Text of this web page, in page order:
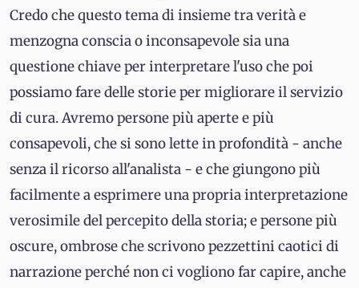
Credo che questo tema di insieme tra verità e
menzogna conscia o inconsapevole sia una
questione chiave per interpretare l'uso che poi
possiamo fare delle storie per migliorare il servizio
di cura. Avremo persone più aperte e più
consapevoli, che si sono lette in profondità - anche
senza il ricorso all'analista - e che giungono più
facilmente a esprimere una propria interpretazione
verosimile del percepito della storia; e persone più
oscure, ombrose che scrivono pezzettini caotici di
narrazione perché non ci vogliono far capire, anche